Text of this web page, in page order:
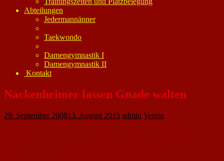
Abteilungen
Jedermannänner
Taekwondo
Damengymnastik I
Damengymnastik II
Kontakt
Nackenheimer lassen Gnade walten
29. September 200813. August 2015 admin Verein